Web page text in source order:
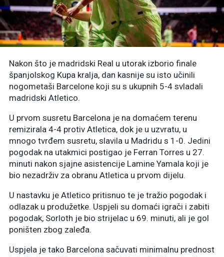
Nakon što je madridski Real u utorak izborio finale
španjolskog Kupa kralja, dan kasnije su isto učinili
nogometaši Barcelone koji su s ukupnih 5-4 svladali
madridski Atletico.
U prvom susretu Barcelona je na domaćem terenu
remizirala 4-4 protiv Atletica, dok je u uzvratu, u
mnogo tvrđem susretu, slavila u Madridu s 1-0. Jedini
pogodak na utakmici postigao je Ferran Torres u 27.
minuti nakon sjajne asistencije Lamine Yamala koji je
bio nezadrživ za obranu Atletica u prvom dijelu.
U nastavku je Atletico pritisnuo te je tražio pogodak i
odlazak u produžetke. Uspjeli su domaći igrači i zabiti
pogodak, Sorloth je bio strijelac u 69. minuti, ali je gol
poništen zbog zaleđa.
Uspjela je tako Barcelona sačuvati minimalnu prednost